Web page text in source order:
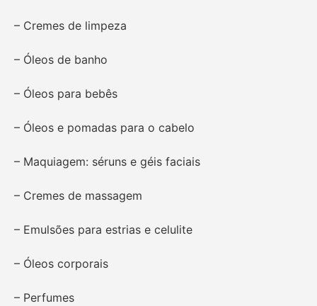
– Cremes de limpeza
– Óleos de banho
– Óleos para bebês
– Óleos e pomadas para o cabelo
– Maquiagem: séruns e géis faciais
– Cremes de massagem
– Emulsões para estrias e celulite
– Óleos corporais
– Perfumes